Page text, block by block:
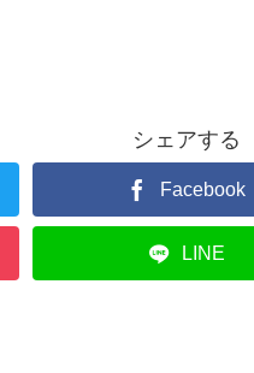
シェアする
Facebook
LINE